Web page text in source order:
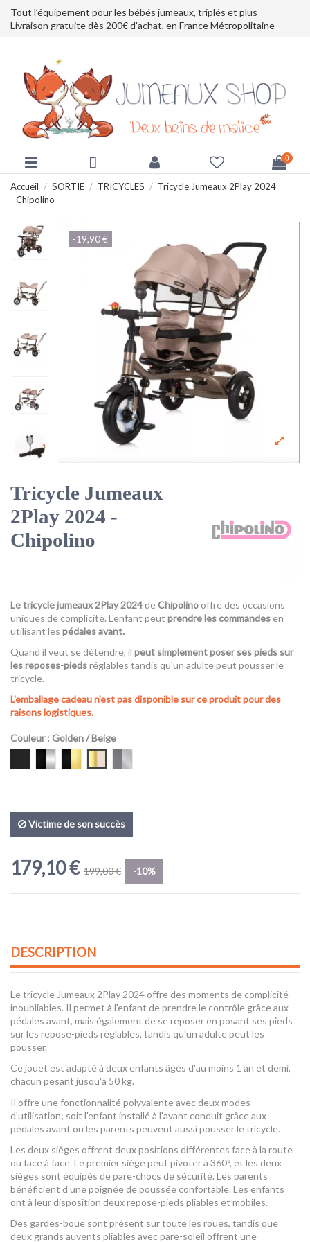
Tout l’équipement pour les bébés jumeaux, triplés et plus
Livraison gratuite dès 200€ d'achat, en France Métropolitaine
0
Accueil SORTIE TRICYCLES
Tricycle Jumeaux 2Play 2024
- Chipolino
-19,90 €
Tricycle Jumeaux
2Play 2024 -
Chipolino
Le tricycle jumeaux 2Play 2024deChipolinooffre des occasions
uniques de complicité. L'enfant peut prendre les commandes en
utilisant les pédales avant.
Quand il veut se détendre, il peut simplement poser ses pieds sur
les reposes-piedsréglables tandis qu'un adulte peut pousser le
tricycle.
L'emballage cadeau n'est pas disponible sur ce produit pour des
raisons logistiques.
Couleur: Golden / Beige
Obsidian Black
Obsidian Silver
Victime de son succès
179,10 € 199,00 € -10%
DESCRIPTION
Le tricycle Jumeaux 2Play 2024 offre des moments de complicité
inoubliables. Il permet à l'enfant de prendre le contrôle grâce aux
pédales avant, mais également de se reposer en posant ses pieds
sur les repose-pieds réglables, tandis qu'un adulte peut les
pousser.
Ce jouet est adapté à deux enfants âgés d'au moins 1 an et demi,
chacun pesant jusqu'à 50 kg.
Il offre une fonctionnalité polyvalente avec deux modes
d'utilisation; soit l'enfant installé à l'avant conduit grâce aux
pédales avant ou les parents peuvent aussi pousser le tricycle.
Les deux sièges offrent deux positions différentes face à la route
ou face à face. Le premier siège peut pivoter à 360°, et les deux
sièges sont équipés de pare-chocs de sécurité. Les parents
bénéficient d'une poignée de poussée confortable. Les enfants
ont à leur disposition deux repose-pieds pliables et mobiles.
Des gardes-boue sont présent sur toute les roues, tandis que
deux grands auvents pliables avec pare-soleil offrent une